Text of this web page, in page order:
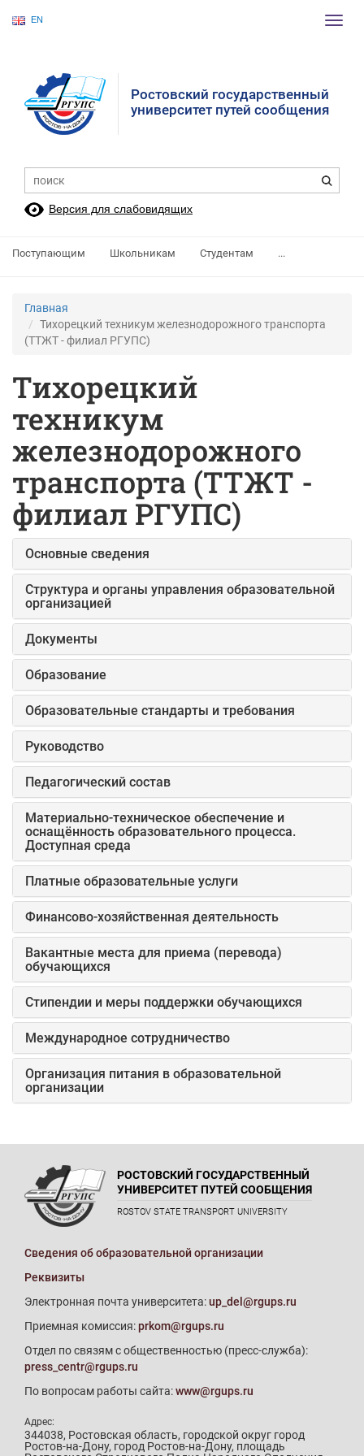
EN
Ростовский государственный
университет путей сообщения
Версия для слабовидящих
Поступающим Школьникам Студентам ...
Главная
Тихорецкий техникум железнодорожного транспорта
(ТТЖТ - филиал РГУПС)
Тихорецкий
техникум
железнодорожного
транспорта (ТТЖТ -
филиал РГУПС)
Основные сведения
Структура и органы управления образовательной
организацией
Документы
Образование
Образовательные стандарты и требования
Руководство
Педагогический состав
Материально-техническое обеспечение и
оснащённость образовательного процесса.
Доступная среда
Платные образовательные услуги
Финансово-хозяйственная деятельность
Вакантные места для приема (перевода)
обучающихся
Стипендии и меры поддержки обучающихся
Международное сотрудничество
Организация питания в образовательной
организации
РОСТОВСКИЙ ГОСУДАРСТВЕННЫЙ
УНИВЕРСИТЕТ ПУТЕЙ СООБЩЕНИЯ
ROSTOV STATE TRANSPORT UNIVERSITY
Сведения об образовательной организации
Реквизиты
Электронная почта университета:up_del@rgups.ru
Приемная комиссия:prkom@rgups.ru
Отдел по связям с общественностью (пресс-служба):
press_centr@rgups.ru
По вопросам работы сайта:www@rgups.ru
Адрес:
344038, Ростовская область, городской округ город
Ростов-на-Дону, город Ростов-на-Дону, площадь